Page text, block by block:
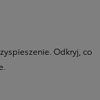
Odkryj, co